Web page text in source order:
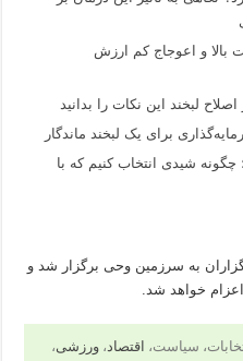
و اعوجاج کم ارزش
لبخند این نکات را بدانید
برای یک لبخند ماندگار
شیدی انتخاب کنیم که با
به سرزمین وحی برگزار شد و
اعزام خواهد شد.
سیاست، اقتصاد، ورزشی،